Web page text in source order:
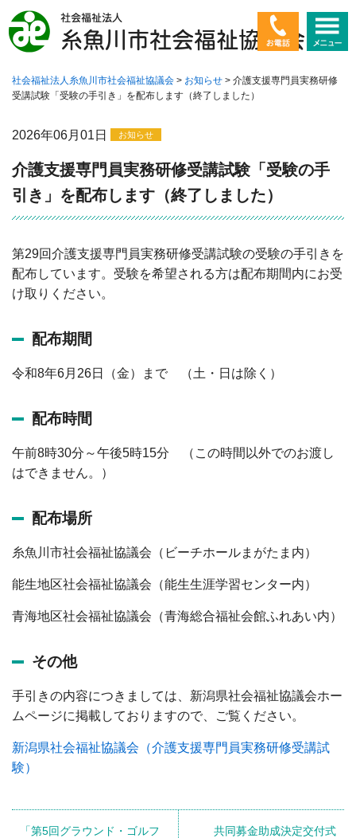
ホーム
高齢者に関すること
障害者に関すること
暮らしに関すること
お問い合わせ
サイトマップ
社会福祉法人糸魚川市社会福祉協議会 > お知らせ > 介護支援専門員実務研修
受講試験「受験の手引き」を配布します（終了しました）
2026年06月01日 お知らせ
介護支援専門員実務研修受講試験「受験の手
引き」を配布します（終了しました）
第29回介護支援専門員実務研修受講試験の受験の手引きを
配布しています。受験を希望される方は配布期間内にお受
け取りください。
配布期間
令和8年6月26日（金）まで （土・日は除く）
配布時間
午前8時30分～午後5時15分 （この時間以外でのお渡し
はできません。）
配布場所
糸魚川市社会福祉協議会（ビーチホールまがたま内）
能生地区社会福祉協議会（能生生涯学習センター内）
青海地区社会福祉協議会（青海総合福祉会館ふれあい内）
その他
手引きの内容につきましては、新潟県社会福祉協議会ホー
ムページに掲載しておりますので、ご覧ください。
新潟県社会福祉協議会（介護支援専門員実務研修受講試
験）
共同募金助成決定交付式
「第5回グラウンド・ゴルフ